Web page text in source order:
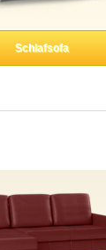
Schlafsofa